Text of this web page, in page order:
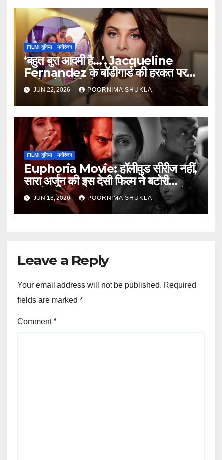
FILMI दुनिया मनोंरंजन
‘बहुत बुरा आदमी है…’, Jacqueline
Fernandez के बॉडीगार्ड की हरकत पर
भड़के लोग, वीडियो वायरल
JUN 22, 2026 POORNIMA SHUKLA
FILMI दुनिया मनोंरंजन
Euphoria Movie: हॉलीवुड सीरीज नहीं,
सारा अर्जुन की इस देसी फिल्म ने बटोरी
सुर्खियां; दमदार कहानी और बोल्ड किरदार ने
जीता दिल…
JUN 18, 2026 POORNIMA SHUKLA
Leave a Reply
Your email address will not be published. Required
fields are marked *
Comment*